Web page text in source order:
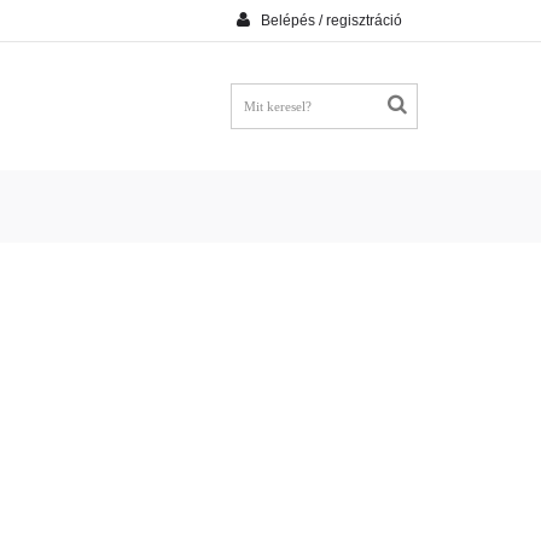
Belépés / regisztráció